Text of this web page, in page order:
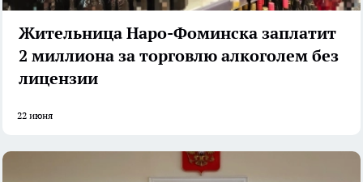
Жительница Наро-Фоминска заплатит
2 миллиона за торговлю алкоголем без
лицензии
22 июня